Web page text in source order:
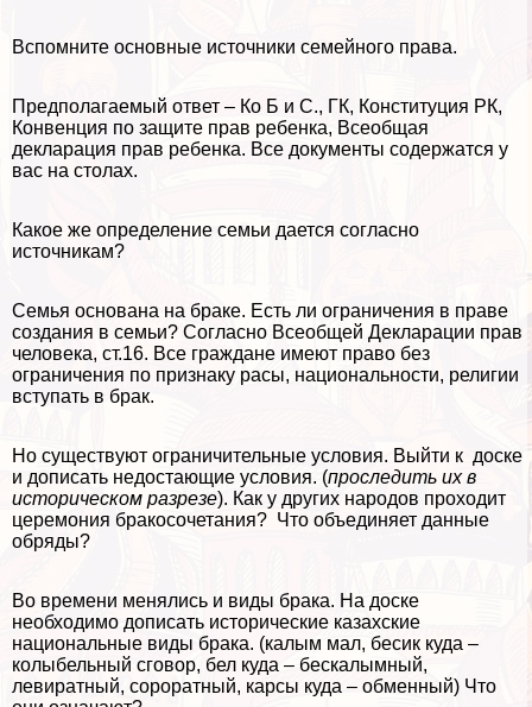
Вспомните основные источники семейного права.
Предполагаемый ответ – Ко Б и С., ГК, Конституция РК,
Конвенция по защите прав ребенка, Всеобщая
декларация прав ребенка. Все документы содержатся у
вас на столах.
Какое же определение семьи дается согласно
источникам?
Семья основана на бpaке. Есть ли ограничения в праве
создания в семьи? Согласно Всеобщей Декларации прав
человека, ст.16. Все граждане имеют право без
ограничения по признаку расы, национальности, религии
вступать в бpaк.
Но существуют ограничительные условия. Выйти к доске
и дописать недостающие условия. (проследить их в
историческом разрезе). Как у других народов проходит
церемония бpaкосочетания? Что объединяет данные
обряды?
Во времени менялись и виды бpaка. На доске
необходимо дописать исторические казахские
национальные виды бpaка. (калым мал, бесик куда –
колыбельный сговор, бел куда – бескалымный,
левиратный, сороратный, карсы куда – обменный) Что